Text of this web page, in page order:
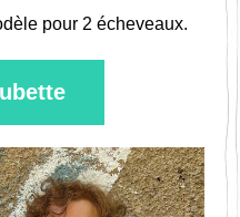
pour 2 écheveaux.